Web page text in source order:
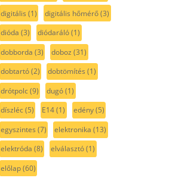
digitális (1) digitális hőmérő(3)
dióda (3) diódaráló(1)
dobborda (3) doboz (31)
dobtartó(2) dobtömítés (1)
drótpolc(9) dugó(1)
díszléc(5) E14(1) edény(5)
egyszintes (7) elektronika (13)
elektróda (8) elválasztó(1)
előlap(60)